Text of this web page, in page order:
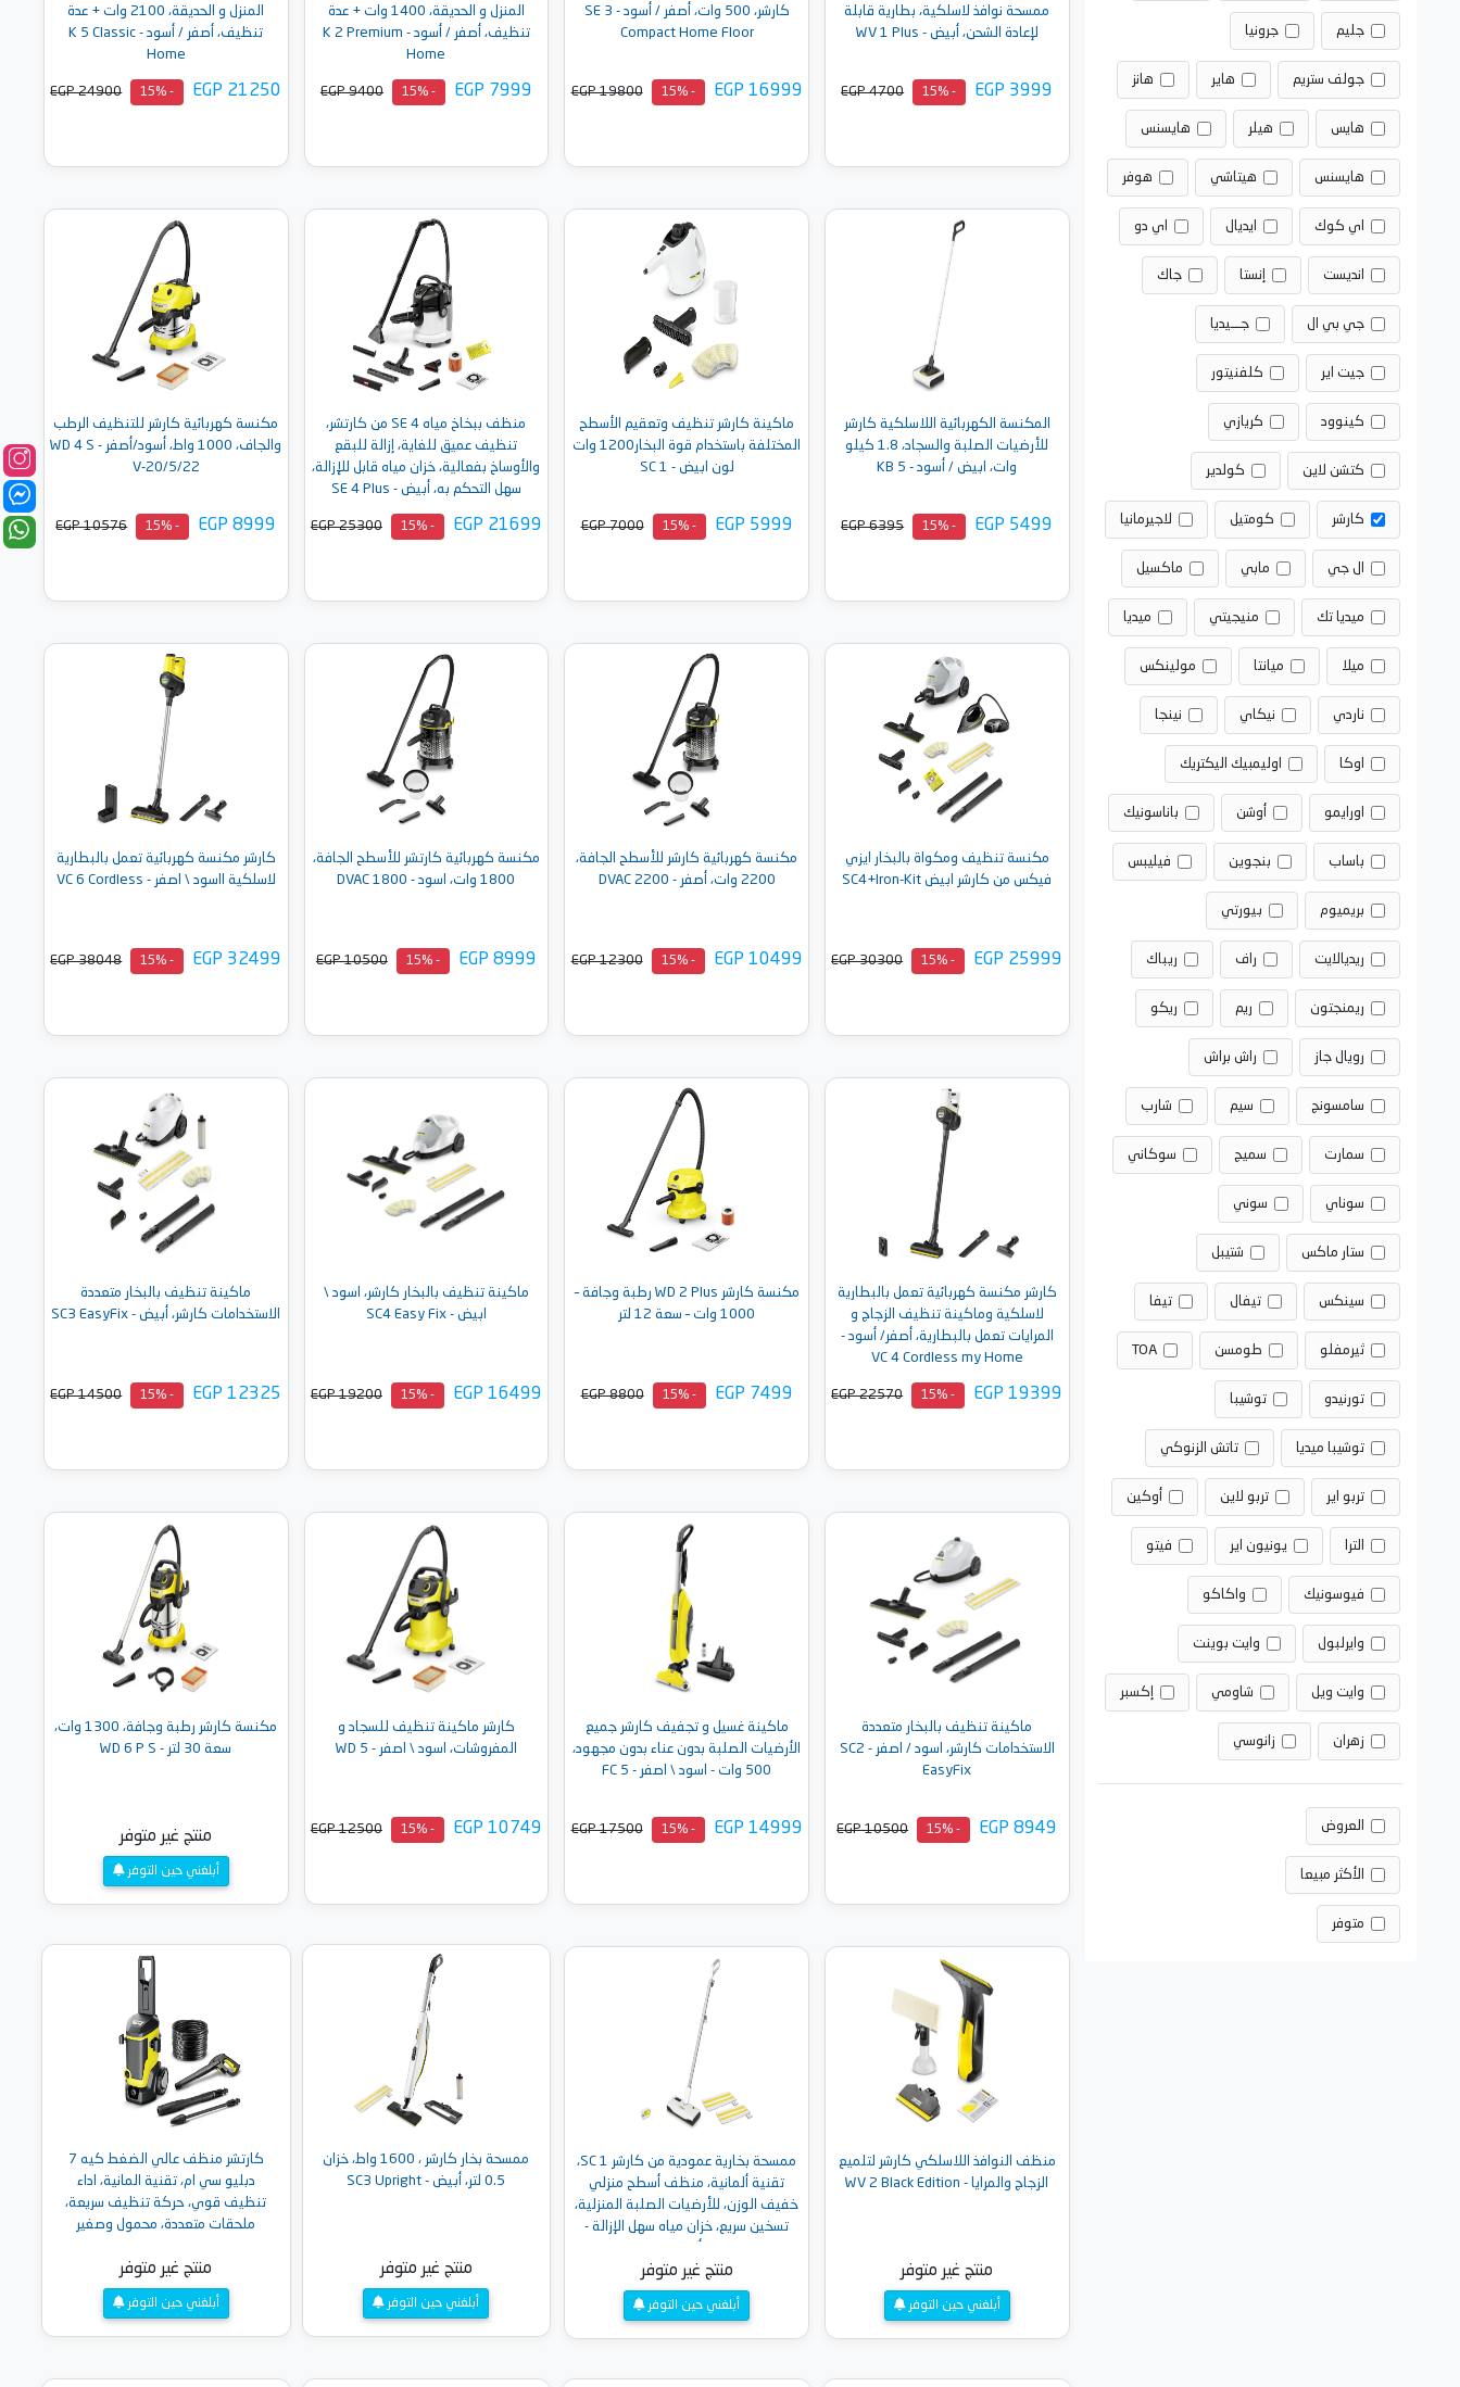
جليم جرونيا
جولف ستريم هاير هانز
هايس هيلر هايسنس
هايسنس هيتاشي هوفر
اي كوك ايديال اي دو
انديست إنستا جاك
جي بي ال جـــيديا
جيت اير كلفنيتور
كينوود كريازي
كتشن لاين كولدير
كارشر كومتيل لاجيرمانيا
ال جي مابي ماكسيل
ميديا تك منيجيتي ميديا
ميلا ميانتا مولينكس
ناردي نيكاي نينجا
اوكا اوليمبيك اليكتريك
اورايمو أوشن باناسونيك
باساب بنجوين فيليبس
بريميوم بيورتي
ريديالايت راف ريباك
ريمنجتون ريم ريكو
رويال جاز راش براش
سامسونج سيم شارب
سمارت سميج سوكاني
سوناي سوني
ستار ماكس شتيبل
سينكس تيفال تيفا
ثيرمفلو طومسن TOA
تورنيدو توشيبا
توشيبا ميديا تاتش الزنوكي
تربو اير تربو لاين أوكين
الترا يونيون اير فيتو
فيوسونيك واكاكو
وايرلبول وايت بوينت
وايت ويل شاومي إكسبر
زهران زانوسي
العروض
الأكثر مبيعا
متوفر
ممسحة نوافذ لاسلكية، بطارية قابلة
لإعادة الشحن، أبيض - WV 1 Plus
EGP 3999
- 15%
EGP 4700
أضف إلى السلة
كارشر، 500 وات، أصفر / أسود - SE 3
Compact Home Floor
EGP 16999
- 15%
EGP 19800
أضف إلى السلة
المنزل و الحديقة، 1400 وات + عدة
تنظيف، أصفر / أسود - K 2 Premium
Home
EGP 7999
- 15%
EGP 9400
أضف إلى السلة
المنزل و الحديقة، 2100 وات + عدة
تنظيف، أصفر / أسود - K 5 Classic
Home
EGP 21250
- 15%
EGP 24900
أضف إلى السلة
المكنسة الكهربائية اللاسلكية كارشر
للأرضيات الصلبة والسجاد، 1.8 كيلو
وات، ابيض / أسود - KB 5
EGP 5499
- 15%
EGP 6395
أضف إلى السلة
ماكينة كارشر تنظيف وتعقيم الأسطح
المختلفة باستخدام قوة البخار1200 وات
لون ابيض - SC 1
EGP 5999
- 15%
EGP 7000
أضف إلى السلة
منظف ببخاخ مياه SE 4 من كارتشر،
تنظيف عميق للغاية، إزالة للبقع
والأوساخ بفعالية، خزان مياه قابل للإزالة،
سهل التحكم به، أبيض - SE 4 Plus
EGP 21699
- 15%
EGP 25300
أضف إلى السلة
مكنسة كهربائية كارشر للتنظيف الرطب
والجاف، 1000 واط، أسود/أصفر - WD 4 S
V-20/5/22
EGP 8999
- 15%
EGP 10576
أضف إلى السلة
مكنسة تنظيف ومكواة بالبخار ايزي
فيكس من كارشر ابيض SC4+Iron-Kit
EGP 25999
- 15%
EGP 30300
أضف إلى السلة
مكنسة كهربائية كارشر للأسطح الجافة،
2200 وات، أصفر - DVAC 2200
EGP 10499
- 15%
EGP 12300
أضف إلى السلة
مكنسة كهربائية كارتشر للأسطح الجافة،
1800 وات، اسود - DVAC 1800
EGP 8999
- 15%
EGP 10500
أضف إلى السلة
كارشر مكنسة كهربائية تعمل بالبطارية
لاسلكية ااسود \ اصفر - VC 6 Cordless
EGP 32499
- 15%
EGP 38048
أضف إلى السلة
كارشر مكنسة كهربائية تعمل بالبطارية
لاسلكية وماكينة تنظيف الزجاج و
المرايات تعمل بالبطارية، أصفر/ أسود -
VC 4 Cordless my Home
EGP 19399
- 15%
EGP 22570
أضف إلى السلة
مكنسة كارشر WD 2 Plus رطبة وجافة –
1000 وات – سعة 12 لتر
EGP 7499
- 15%
EGP 8800
أضف إلى السلة
ماكينة تنظيف بالبخار كارشر، اسود \
ابيض - SC4 Easy Fix
EGP 16499
- 15%
EGP 19200
أضف إلى السلة
ماكينة تنظيف بالبخار متعددة
الاستخدامات‎ كارشر، أبيض - SC3 EasyFix
EGP 12325
- 15%
EGP 14500
أضف إلى السلة
ماكينة تنظيف بالبخار متعددة
الاستخدامات‎ كارشر، اسود / اصفر - SC2
EasyFix
EGP 8949
- 15%
EGP 10500
أضف إلى السلة
ماكينة غسيل و تجفيف كارشر جميع
الأرضيات الصلبة بدون عناء بدون مجهود،
500 وات - اسود \ اصفر - FC 5
EGP 14999
- 15%
EGP 17500
أضف إلى السلة
كارشر ماكينة تنظيف للسجاد و
المفروشات، اسود \ اصفر - WD 5
EGP 10749
- 15%
EGP 12500
أضف إلى السلة
مكنسة كارشر رطبة وجافة، 1300 وات،
سعة 30 لتر - WD 6 P S
منتج غير متوفر
أبلغني حين التوفر
منظف النوافذ اللاسلكي كارشر لتلميع
الزجاج والمرايا - WV 2 Black Edition
منتج غير متوفر
أبلغني حين التوفر
ممسحة بخارية عمودية من كارشر SC 1،
تقنية ألمانية، منظف أسطح منزلي
خفيف الوزن، للأرضيات الصلبة المنزلية،
تسخين سريع، خزان مياه سهل الإزالة -
منتج غير متوفر
أبلغني حين التوفر
ممسحة بخار كارشر ، 1600 واط، خزان
0.5 لتر، أبيض - SC3 Upright
منتج غير متوفر
أبلغني حين التوفر
كارتشر منظف عالي الضغط كيه 7
دبليو سي ام، تقنية المانية، اداء
تنظيف قوي، حركة تنظيف سريعة،
ملحقات متعددة، محمول وصغير
منتج غير متوفر
أبلغني حين التوفر